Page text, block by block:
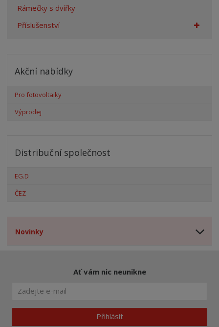
Rámečky s dvířky
Příslušenství
Akční nabídky
Pro fotovoltaiky
Výprodej
Distribuční společnost
EG.D
ČEZ
Novinky
Ať vám nic neunikne
Přihlásit